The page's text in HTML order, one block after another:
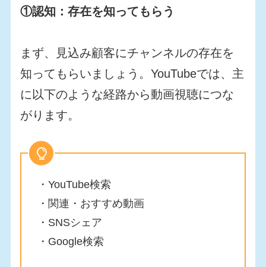
①認知：存在を知ってもらう
まず、見込み顧客にチャンネルの存在を
知ってもらいましょう。YouTubeでは、主
に以下のような経路から動画視聴につな
がります。
・YouTube検索
・関連・おすすめ動画
・SNSシェア
・Google検索